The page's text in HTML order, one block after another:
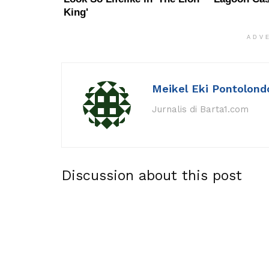
Meikel Eki
Jurnalis di Barta1.com
Discussion about this post